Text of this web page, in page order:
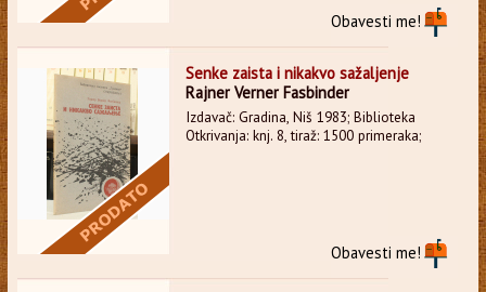
Obavesti me!
Senke zaista i nikakvo sažaljenje
Rajner Verner Fasbinder
Izdavač: Gradina, Niš 1983; Biblioteka
Otkrivanja: knj. 8, tiraž: 1500 primeraka;
Obavesti me!